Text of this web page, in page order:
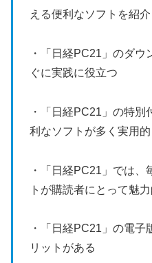
える便利なソフトを紹介
・「日経PC21」のダ
ぐに実践に役立つ
・「日経PC21」の特
利なソフトが多く実用的
・「日経PC21」では
トが購読者にとって魅
・「日経PC21」の電子
リットがある